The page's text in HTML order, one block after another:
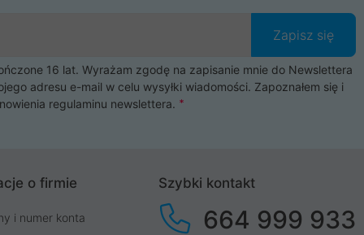
Zapisz się
16 lat. Wyrażam zgodę na zapisanie mnie do Newslettera
adresu e-mail w celu wysyłki wiadomości. Zapoznałem się i
regulaminu newslettera.
o firmie
i numer konta
Szybki kontakt
664 999 933